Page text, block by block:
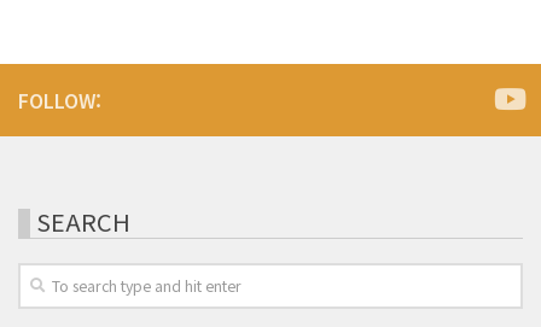
FOLLOW:
SEARCH